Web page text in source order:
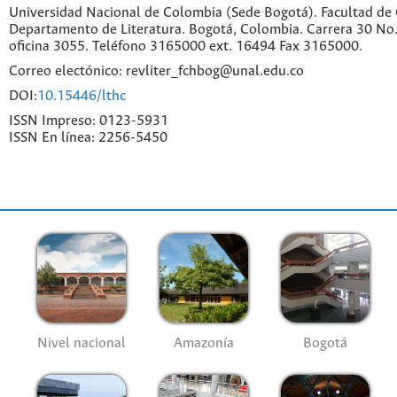
Universidad Nacional de Colombia (Sede Bogotá). Facultad de
Departamento de Literatura. Bogotá, Colombia. Carrera 30
oficina 3055. Teléfono 3165000 ext. 16494 Fax 3165000.
Correo electónico: revliter_fchbog@unal.edu.co
DOI:10.15446/lthc
ISSN Impreso: 0123-5931
ISSN En línea: 2256-5450
Nivel nacional Amazonía Bogotá